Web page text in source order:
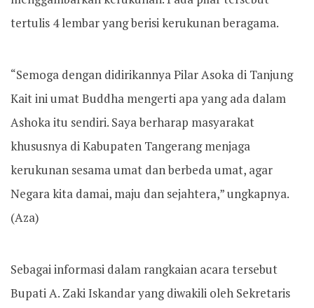
tertulis 4 lembar yang berisi kerukunan beragama.
“Semoga dengan didirikannya Pilar Asoka di Tanjung
Kait ini umat Buddha mengerti apa yang ada dalam
Ashoka itu sendiri. Saya berharap masyarakat
khususnya di Kabupaten Tangerang menjaga
kerukunan sesama umat dan berbeda umat, agar
Negara kita damai, maju dan sejahtera,” ungkapnya.
(Aza)
Sebagai informasi dalam rangkaian acara tersebut
Bupati A. Zaki Iskandar yang diwakili oleh Sekretaris